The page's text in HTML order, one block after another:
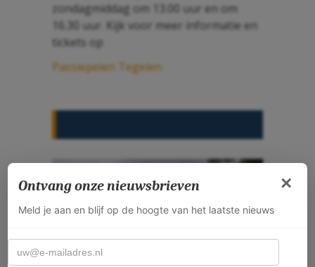
zondagmiddag om 13.00 uur en om
16.30 uur. Kijk voor meer informatie en
tickets op
Passiepelen Tegelen
×
Ontvang onze nieuwsbrieven
Meld je aan en blijf op de hoogte van het laatste nieuws
E-mailadres